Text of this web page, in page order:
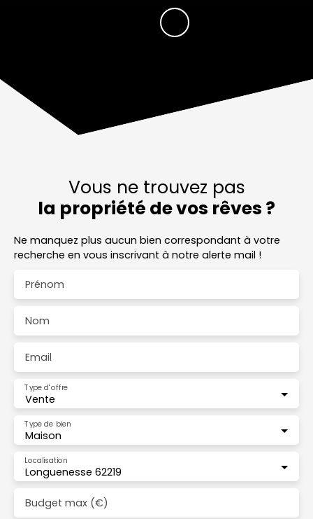
Vous ne trouvez pas
la propriété de vos rêves ?
Ne manquez plus aucun bien correspondant à votre
recherche en vous inscrivant à notre alerte mail !
Prénom
Nom
Email
Vente
Type d'offre
Maison
Type de bien
Longuenesse 62219
Localisation
Budget max (€)